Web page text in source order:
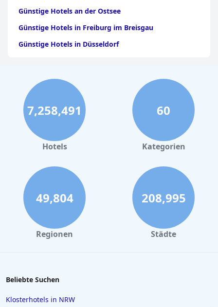
Günstige Hotels an der Ostsee
Günstige Hotels in Freiburg im Breisgau
Günstige Hotels in Düsseldorf
Günstige Hotels in Mannheim
Günstige Hotels in der Türkei
Günstige Hotels in Dubai
Günstige Hotels in Wien
Günstige Hotels in Kopenhagen
Günstige Hotels in Venedig
Günstige Hotels in Lissabon
Günstige Hotels in Madrid
Günstige Hotels in Weimar
7,258,491
Hotels
60
Kategorien
49,804
Regionen
208,995
Städte
Beliebte Suchen
Klosterhotels in NRW